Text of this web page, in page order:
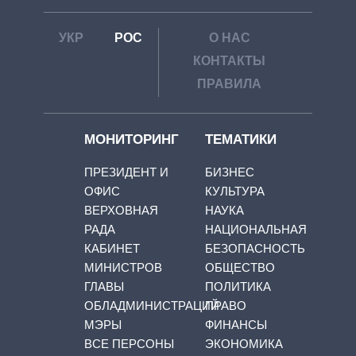
УКР РОС
О НАС
КОНТАКТЫ
ПРАВИЛА
МОНИТОРИНГ
ПРЕЗИДЕНТ И
ОФИС
ВЕРХОВНАЯ
РАДА
КАБИНЕТ
МИНИСТРОВ
ГЛАВЫ
ОБЛАДМИНИСТРАЦИЙ
МЭРЫ
ВСЕ ПЕРСОНЫ
ТЕМАТИКИ
БИЗНЕС
КУЛЬТУРА
НАУКА
НАЦИОНАЛЬНАЯ
БЕЗОПАСНОСТЬ
ОБЩЕСТВО
ПОЛИТИКА
ПРАВО
ФИНАНСЫ
ЭКОНОМИКА